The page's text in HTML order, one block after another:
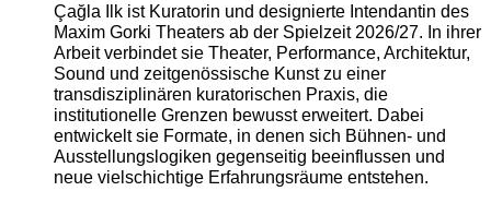
Çağla Ilk ist Kuratorin und designierte Intendantin des
Maxim Gorki Theaters ab der Spielzeit 2026/27. In ihrer
Arbeit verbindet sie Theater, Performance, Architektur,
Sound und zeitgenössische Kunst zu einer
transdisziplinären kuratorischen Praxis, die
institutionelle Grenzen bewusst erweitert. Dabei
entwickelt sie Formate, in denen sich Bühnen- und
Ausstellungslogiken gegenseitig beeinflussen und
neue vielschichtige Erfahrungsräume entstehen.